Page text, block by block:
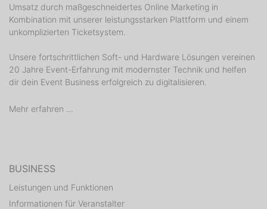
Umsatz durch maßgeschneidertes Online Marketing in
Kombination mit unserer leistungsstarken Plattform und einem
unkomplizierten Ticketsystem.
Unsere fortschrittlichen Soft- und Hardware Lösungen vereinen
20 Jahre Event-Erfahrung mit modernster Technik und helfen
dir dein Event Business erfolgreich zu digitalisieren.
Mehr erfahren ...
BUSINESS
Leistungen und Funktionen
Informationen für Veranstalter